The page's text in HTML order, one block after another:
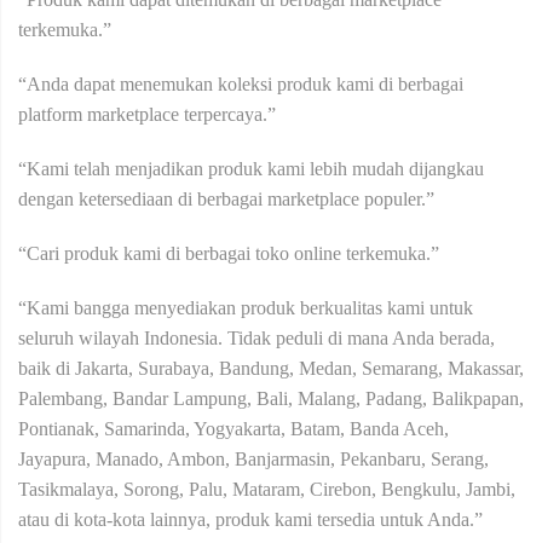
terkemuka.”
“Anda dapat menemukan koleksi produk kami di berbagai
platform marketplace terpercaya.”
“Kami telah menjadikan produk kami lebih mudah dijangkau
dengan ketersediaan di berbagai marketplace populer.”
“Cari produk kami di berbagai toko online terkemuka.”
“Kami bangga menyediakan produk berkualitas kami untuk
seluruh wilayah Indonesia. Tidak peduli di mana Anda berada,
baik di Jakarta, Surabaya, Bandung, Medan, Semarang, Makassar,
Palembang, Bandar Lampung, Bali, Malang, Padang, Balikpapan,
Pontianak, Samarinda, Yogyakarta, Batam, Banda Aceh,
Jayapura, Manado, Ambon, Banjarmasin, Pekanbaru, Serang,
Tasikmalaya, Sorong, Palu, Mataram, Cirebon, Bengkulu, Jambi,
atau di kota-kota lainnya, produk kami tersedia untuk Anda.”